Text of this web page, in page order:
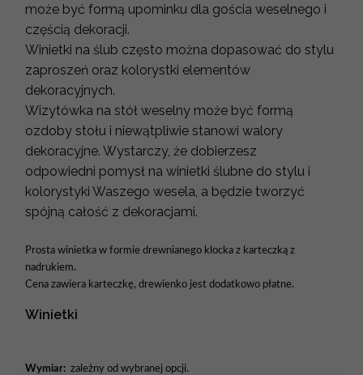
może być formą upominku dla gościa weselnego i
częścią dekoracji.
Winietki na ślub często można dopasować do stylu
zaproszeń oraz kolorystki elementów
dekoracyjnych.
Wizytówka na stół weselny może być formą
ozdoby stołu i niewątpliwie stanowi walory
dekoracyjne. Wystarczy, że dobierzesz
odpowiedni pomysł na winietki ślubne do stylu i
kolorystyki Waszego wesela, a będzie tworzyć
spójną całość z dekoracjami.
Prosta winietka w formie drewnianego klocka z karteczką z
nadrukiem.
Cena zawiera karteczkę, drewienko jest dodatkowo płatne.
Winietki
Wymiar: zależny od wybranej opcji.